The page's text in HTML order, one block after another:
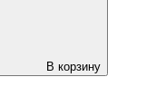
В корзину